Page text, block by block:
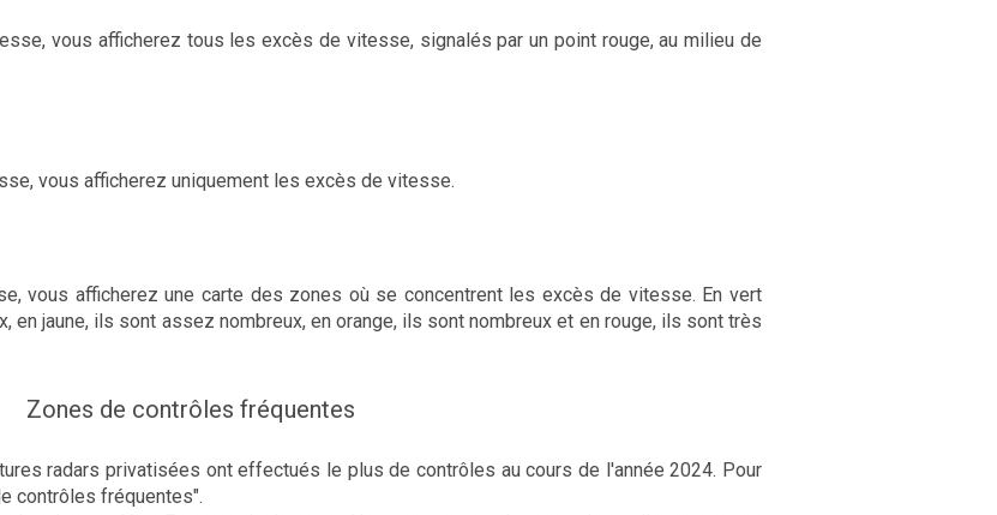
vous afficherez tous les excès de vitesse, signalés par un point rouge, au milieu de
vous afficherez uniquement les excès de vitesse.
vous afficherez une carte des zones où se concentrent les excès de vitesse. En vert
jaune, ils sont assez nombreux, en orange, ils sont nombreux et en rouge, ils sont très
Zones de contrôles fréquentes
radars privatisées ont effectués le plus de contrôles au cours de l'année 2024. Pour
contrôles fréquentes".